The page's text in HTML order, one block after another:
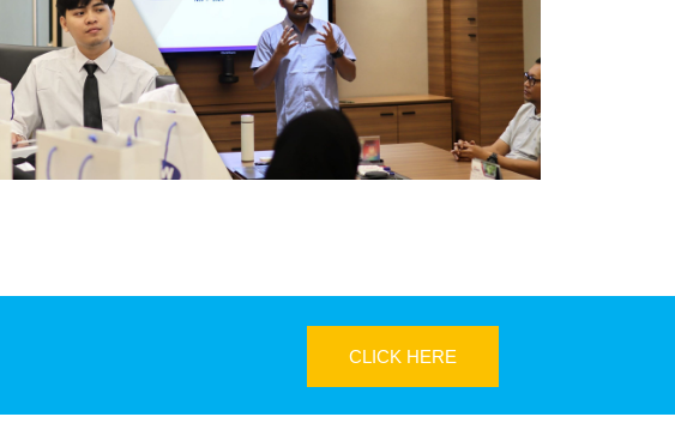
CLICK HERE